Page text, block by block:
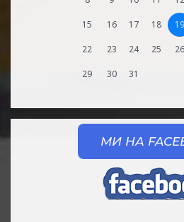
15 16 17 18 19
22 23 24 25 26
29 30 31
МИ НА